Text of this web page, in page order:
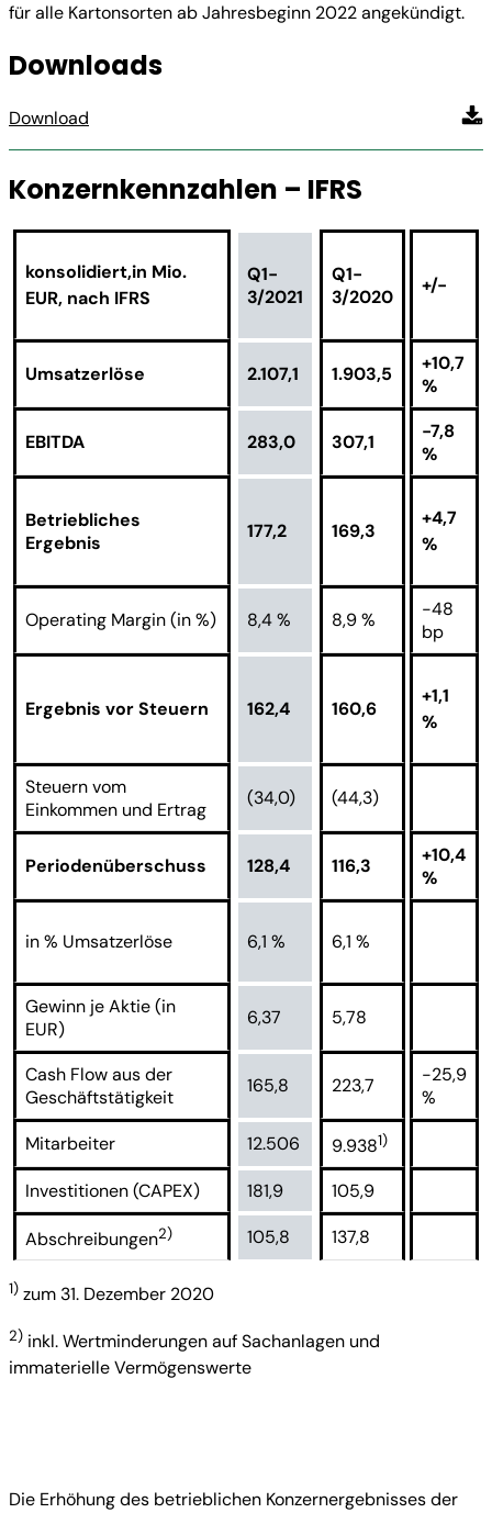
für alle Kartonsorten ab Jahresbeginn 2022 angekündigt.
Downloads
Download
Konzernkennzahlen – IFRS
konsolidiert,in Mio.
EUR, nach IFRS
Q1-
3/2021
Q1-
3/2020
+/-
Umsatzerlöse 2.107,1 1.903,5
+10,7
%
EBITDA 283,0 307,1
-7,8
%
Betriebliches
Ergebnis
177,2 169,3
+4,7
%
Operating Margin (in %) 8,4 % 8,9 %
-48
bp
Ergebnis vor Steuern 162,4 160,6
+1,1
%
Steuern vom
Einkommen und Ertrag
(34,0) (44,3)
Periodenüberschuss 128,4 116,3
+10,4
%
in % Umsatzerlöse 6,1 % 6,1 %
Gewinn je Aktie (in
EUR)
6,37 5,78
Cash Flow aus der
Geschäftstätigkeit
165,8 223,7
-25,9
%
Mitarbeiter
12.506 9.9381)
Investitionen (CAPEX) 181,9 105,9
Abschreibungen2) 105,8 137,8
1) zum 31. Dezember 2020
2) inkl. Wertminderungen auf Sachanlagen und
immaterielle Vermögenswerte
Die Erhöhung des betrieblichen Konzernergebnisses der